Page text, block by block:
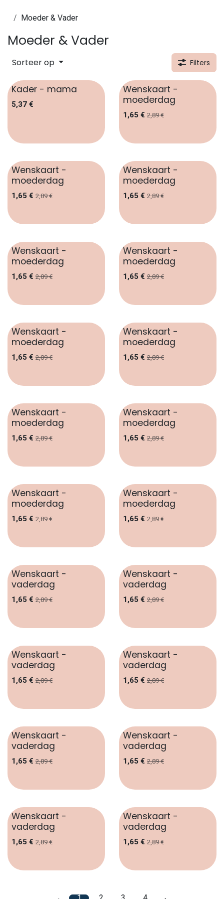
Moeder & Vader
Moeder & Vader
Sorteer op Filters
Kader - mama
5,37€
Wenskaart -
moederdag
1,65€ 2,89€
Wenskaart -
moederdag
1,65€ 2,89€
Wenskaart -
moederdag
1,65€ 2,89€
Wenskaart -
moederdag
1,65€ 2,89€
Wenskaart -
moederdag
1,65€ 2,89€
Wenskaart -
moederdag
1,65€ 2,89€
Wenskaart -
moederdag
1,65€ 2,89€
Wenskaart -
moederdag
1,65€ 2,89€
Wenskaart -
moederdag
1,65€ 2,89€
Wenskaart -
moederdag
1,65€ 2,89€
Wenskaart -
moederdag
1,65€ 2,89€
Wenskaart -
vaderdag
1,65€ 2,89€
Wenskaart -
vaderdag
1,65€ 2,89€
Wenskaart -
vaderdag
1,65€ 2,89€
Wenskaart -
vaderdag
1,65€ 2,89€
Wenskaart -
vaderdag
1,65€ 2,89€
Wenskaart -
vaderdag
1,65€ 2,89€
Wenskaart -
vaderdag
1,65€ 2,89€
Wenskaart -
vaderdag
1,65€ 2,89€